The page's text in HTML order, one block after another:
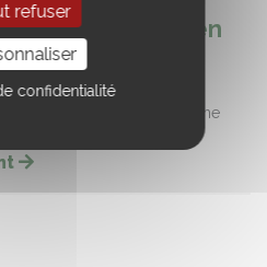
naturelles en
être dégradées suite à une
du surpâturage …
refuser
confidentialité